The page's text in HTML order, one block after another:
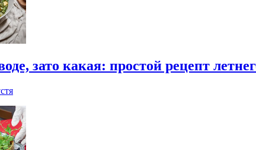
зато какая: простой рецепт